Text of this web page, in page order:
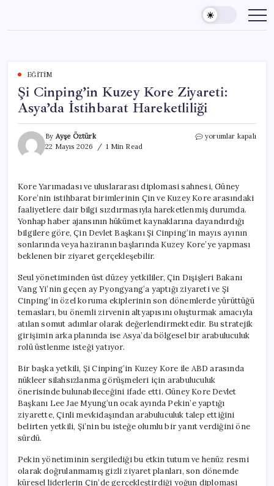
content
EĞITIM
Şi Cinping’in Kuzey Kore Ziyareti:
Asya’da İstihbarat Hareketliliği
By Ayşe Öztürk
22 Mayıs 2026
1 Min Read
Şi
Asya’da
İstihbarat
Hareketliliği
için
yorumlar kapalı
Kore Yarımadası ve uluslararası diplomasi sahnesi, Güney
Kore’nin istihbarat birimlerinin Çin ve Kuzey Kore arasındaki
faaliyetlere dair bilgi sızdırmasıyla hareketlenmiş durumda.
Yonhap haber ajansının hükümet kaynaklarına dayandırdığı
bilgilere göre, Çin Devlet Başkanı Şi Cinping’in mayıs ayının
sonlarında veya haziranın başlarında Kuzey Kore’ye yapması
beklenen bir ziyaret gerçekleşebilir.
Seul yönetiminden üst düzey yetkililer, Çin Dışişleri Bakanı
Vang Yi’nin geçen ay Pyongyang’a yaptığı ziyareti ve Şi
Cinping’in özel koruma ekiplerinin son dönemlerde yürüttüğü
temasları, bu önemli zirvenin altyapısını oluşturmak amacıyla
atılan somut adımlar olarak değerlendirmektedir. Bu stratejik
girişimin arka planında ise Asya’da bölgesel bir arabuluculuk
rolü üstlenme isteği yatıyor.
Bir başka yetkili, Şi Cinping’in Kuzey Kore ile ABD arasında
nükleer silahsızlanma görüşmeleri için arabuluculuk
önerisinde bulunabileceğini ifade etti. Güney Kore Devlet
Başkanı Lee Jae Myung’un ocak ayında Pekin’e yaptığı
ziyarette, Çinli mevkidaşından arabuluculuk talep ettiğini
belirten yetkili, Şi’nin bu isteğe olumlu bir yanıt verdiğini öne
sürdü.
Pekin yönetiminin sergilediği bu etkin tutum ve henüz resmi
olarak doğrulanmamış gizli ziyaret planları, son dönemde
küresel liderlerin Çin’de gerçekleştirdiği yoğun diplomasi